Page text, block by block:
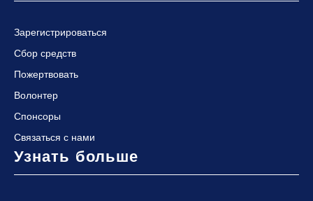
Зарегистрироваться
Сбор средств
Пожертвовать
Волонтер
Спонсоры
Связаться с нами
Узнать больше